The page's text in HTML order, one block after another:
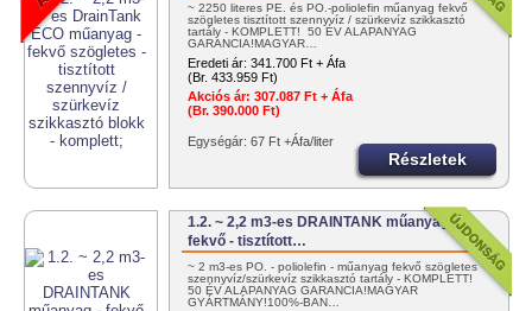
~ 2250 literes PE. és PO.-poliolefin műanyag fekvő
szögletes tisztított szennyvíz / szürkevíz szikkasztó
tartály - KOMPLETT! 50 ÉV ALAPANYAG
GARANCIA!MAGYAR…
Eredeti ár: 341.700 Ft + Áfa
(Br. 433.959 Ft)
Akciós ár: 307.087 Ft + Áfa
(Br. 390.000 Ft)
Egységár: 67 Ft +Áfa/liter
Részletek
1.2. ~ 2,2 m3-es DRAINTANK műanyag -
fekvő - tisztított…
~ 2 m3-es PO. - poliolefin - műanyag fekvő szögletes
szennyvíz/szürkevíz szikkasztó tartály - KOMPLETT!
50 ÉV ALAPANYAG GARANCIA!MAGYAR
GYÁRTMÁNY!100%-BAN…